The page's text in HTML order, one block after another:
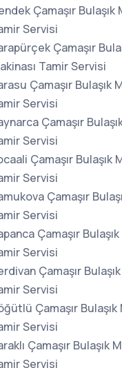
Çamaşır Bulaşık
Servisi
Çamaşır
Tamir Servisi
Çamaşır Bulaşık
Servisi
Çamaşır
Servisi
Çamaşır Bulaşık
Servisi
Çamaşır
Servisi
Çamaşır
Servisi
Çamaşır
Servisi
Çamaşır Bulaşık
Servisi
Çamaşır Bulaşık
Servisi